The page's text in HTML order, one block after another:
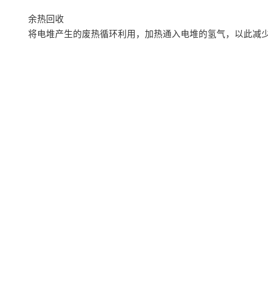
余热回收
将电堆产生的废热循环利用，加热通入电堆的氢气，以此减